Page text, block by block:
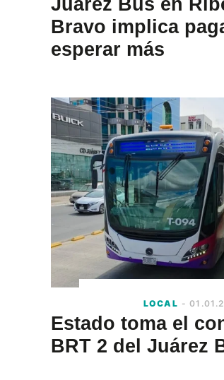
Juárez Bus en
Bravo implica
esperar más
LOCAL -
Estado toma el
BRT 2 del Juárez